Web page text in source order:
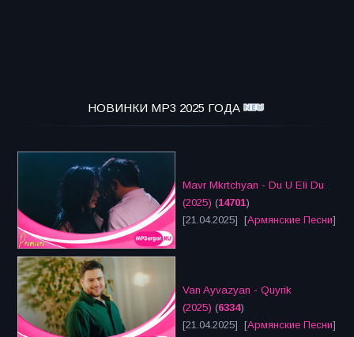
НОВИНКИ MP3 2025 ГОДА
Mavr Mkrtchyan - Du U Eli Du
(2025) (14701)
[21.04.2025] [Армянские Песни]
Van Ayvazyan - Quyrik
(2025) (6334)
[21.04.2025] [Армянские Песни]